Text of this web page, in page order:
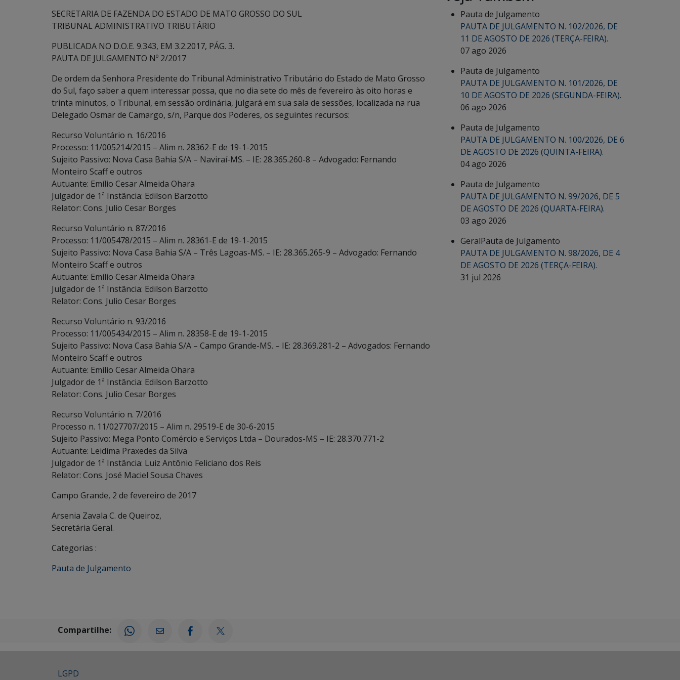
SECRETARIA DE FAZENDA DO ESTADO DE MATO GROSSO DO SUL
TRIBUNAL ADMINISTRATIVO TRIBUTÁRIO
PUBLICADA NO D.O.E. 9.343, EM 3.2.2017, PÁG. 3.
PAUTA DE JULGAMENTO Nº 2/2017
De ordem da Senhora Presidente do Tribunal Administrativo Tributário do Estado de Mato Grosso
do Sul, faço saber a quem interessar possa, que no dia sete do mês de fevereiro às oito horas e
trinta minutos, o Tribunal, em sessão ordinária, julgará em sua sala de sessões, localizada na rua
Delegado Osmar de Camargo, s/n, Parque dos Poderes, os seguintes recursos:
Recurso Voluntário n. 16/2016
Processo: 11/005214/2015 – Alim n. 28362-E de 19-1-2015
Sujeito Passivo: Nova Casa Bahia S/A – Naviraí-MS. – IE: 28.365.260-8 – Advogado: Fernando
Monteiro Scaff e outros
Autuante: Emílio Cesar Almeida Ohara
Julgador de 1ª Instância: Edilson Barzotto
Relator: Cons. Julio Cesar Borges
Recurso Voluntário n. 87/2016
Processo: 11/005478/2015 – Alim n. 28361-E de 19-1-2015
Sujeito Passivo: Nova Casa Bahia S/A – Três Lagoas-MS. – IE: 28.365.265-9 – Advogado: Fernando
Monteiro Scaff e outros
Autuante: Emílio Cesar Almeida Ohara
Julgador de 1ª Instância: Edilson Barzotto
Relator: Cons. Julio Cesar Borges
Recurso Voluntário n. 93/2016
Processo: 11/005434/2015 – Alim n. 28358-E de 19-1-2015
Sujeito Passivo: Nova Casa Bahia S/A – Campo Grande-MS. – IE: 28.369.281-2 – Advogados: Fernando
Monteiro Scaff e outros
Autuante: Emílio Cesar Almeida Ohara
Julgador de 1ª Instância: Edilson Barzotto
Relator: Cons. Julio Cesar Borges
Recurso Voluntário n. 7/2016
Processo n. 11/027707/2015 – Alim n. 29519-E de 30-6-2015
Sujeito Passivo: Mega Ponto Comércio e Serviços Ltda – Dourados-MS – IE: 28.370.771-2
Autuante: Leidima Praxedes da Silva
Julgador de 1ª Instância: Luiz Antônio Feliciano dos Reis
Relator: Cons. José Maciel Sousa Chaves
Campo Grande, 2 de fevereiro de 2017
Arsenia Zavala C. de Queiroz,
Secretária Geral.
Categorias :
Pauta de Julgamento
Pauta de Julgamento
PAUTA DE JULGAMENTO N. 102/2026, DE
11 DE AGOSTO DE 2026 (TERÇA-FEIRA).
07 ago 2026
Pauta de Julgamento
PAUTA DE JULGAMENTO N. 101/2026, DE
10 DE AGOSTO DE 2026 (SEGUNDA-FEIRA).
06 ago 2026
Pauta de Julgamento
PAUTA DE JULGAMENTO N. 100/2026, DE 6
DE AGOSTO DE 2026 (QUINTA-FEIRA).
04 ago 2026
Pauta de Julgamento
PAUTA DE JULGAMENTO N. 99/2026, DE 5
DE AGOSTO DE 2026 (QUARTA-FEIRA).
03 ago 2026
GeralPauta de Julgamento
PAUTA DE JULGAMENTO N. 98/2026, DE 4
DE AGOSTO DE 2026 (TERÇA-FEIRA).
31 jul 2026
Compartilhe:
LGPD